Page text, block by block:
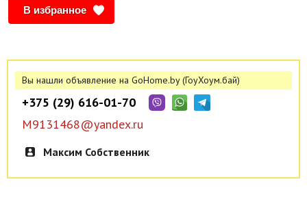
* Стоимость указана от 30 дней и зависит рт дня недели и
количества дней проживания! Точную стоимость уточняйте по
+37529 6 160 170
Лучше писать в Viber, WhatsApp, Telegram.
В избранное
Вы нашли объявление на GoHome.by (ГоуХоум.бай)
+375 (29) 616-01-70
M9131468@yandex.ru
Максим Собственник